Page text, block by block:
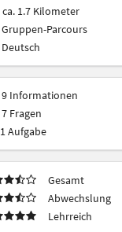
ca. 1.7 Kilometer
Gruppen-Parcours
Deutsch
9 Informationen
7 Fragen
1 Aufgabe
Gesamt
Abwechslung
Lehrreich